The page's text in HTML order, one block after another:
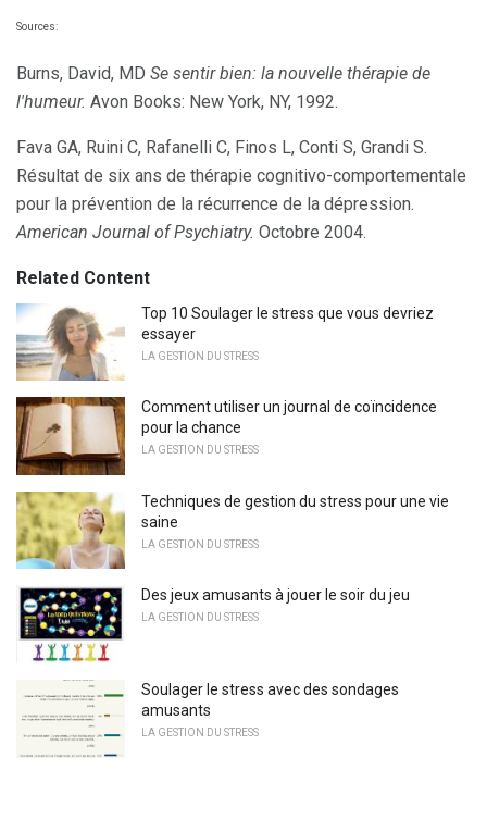
Sources:
Burns, David, MD Se sentir bien: la nouvelle thérapie de
l'humeur. Avon Books: New York, NY, 1992.
Fava GA, Ruini C, Rafanelli C, Finos L, Conti S, Grandi S.
Résultat de six ans de thérapie cognitivo-comportementale
pour la prévention de la récurrence de la dépression.
American Journal of Psychiatry. Octobre 2004.
Related Content
Top 10 Soulager le stress que vous devriez
essayer
LA GESTION DU STRESS
Comment utiliser un journal de coïncidence
pour la chance
LA GESTION DU STRESS
Techniques de gestion du stress pour une vie
saine
LA GESTION DU STRESS
Des jeux amusants à jouer le soir du jeu
LA GESTION DU STRESS
Soulager le stress avec des sondages
amusants
LA GESTION DU STRESS